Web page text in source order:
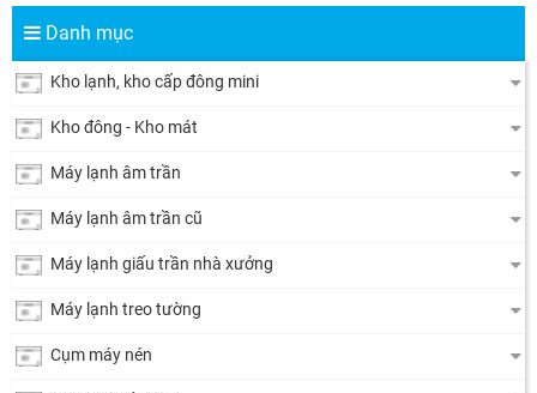
Danh mục
Kho lạnh, kho cấp đông mini
Kho đông - Kho mát
Máy lạnh âm trần
Máy lạnh âm trần cũ
Máy lạnh giấu trần nhà xưởng
Máy lạnh treo tường
Cụm máy nén